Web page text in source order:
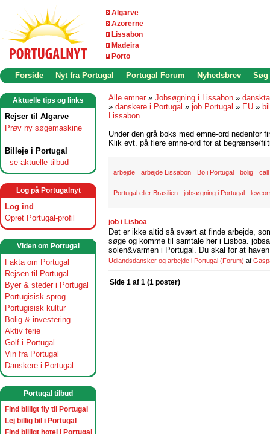
Algarve
Azorerne
Lissabon
Madeira
Porto
Forside Nyt fra Portugal Portugal Forum Nyhedsbrev Søg
Aktuelle tips og links
Rejser til Algarve
Prøv ny søgemaskine
Billeje i Portugal
- se aktuelle tilbud
Log på Portugalnyt
Log ind
Opret Portugal-profil
Viden om Portugal
Fakta om Portugal
Rejsen til Portugal
Byer & steder i Portugal
Portugisisk sprog
Portugisisk kultur
Bolig & investering
Aktiv ferie
Golf i Portugal
Vin fra Portugal
Danskere i Portugal
Portugal tilbud
Find billigt fly til Portugal
Lej billig bil i Portugal
Find billigt hotel i Portugal
Alle emner » Jobsøgning i Lissabon »
» danskere i Portugal » job Portugal » EU »
Lissabon
Under den grå boks med emne-ord nedenfor
Klik evt. på flere emne-ord for at begrænse/
arbejde arbejde Lissabon Bo i Portugal bolig
Portugal eller Brasilien jobsøgning i Portugal
job i Lisboa
Det er ikke altid så svært at finde arbejde,
søge og komme til samtale her i Lisboa.
solen&varmen i Portugal. Du skal for at
Udlandsdansker og arbejde i Portugal (Forum) af
Side 1 af 1 (1 poster)